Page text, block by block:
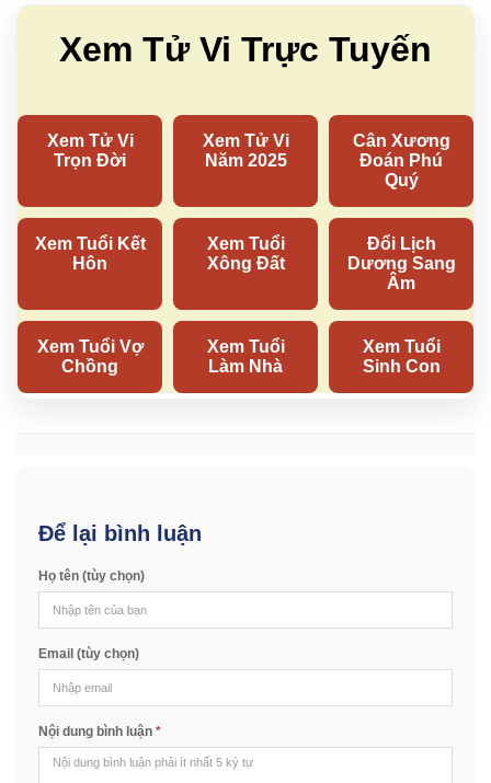
Để lại bình luận
Họ tên (tùy chọn)
Email (tùy chọn)
Nội dung bình luận *